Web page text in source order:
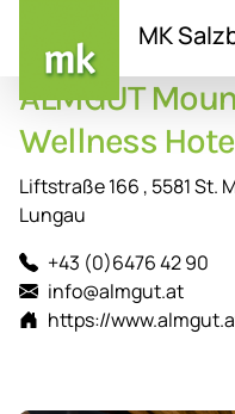
Inhalt
MK
ALMGUT
Wellness
Liftstraße 166 , 5581 St.
Lungau
+43 (0)6476 42 90
info@almgut.at
https://